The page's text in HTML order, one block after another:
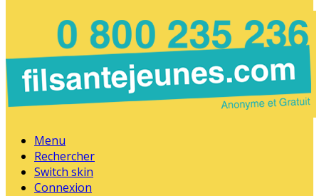
Menu
Rechercher
Switch skin
Connexion